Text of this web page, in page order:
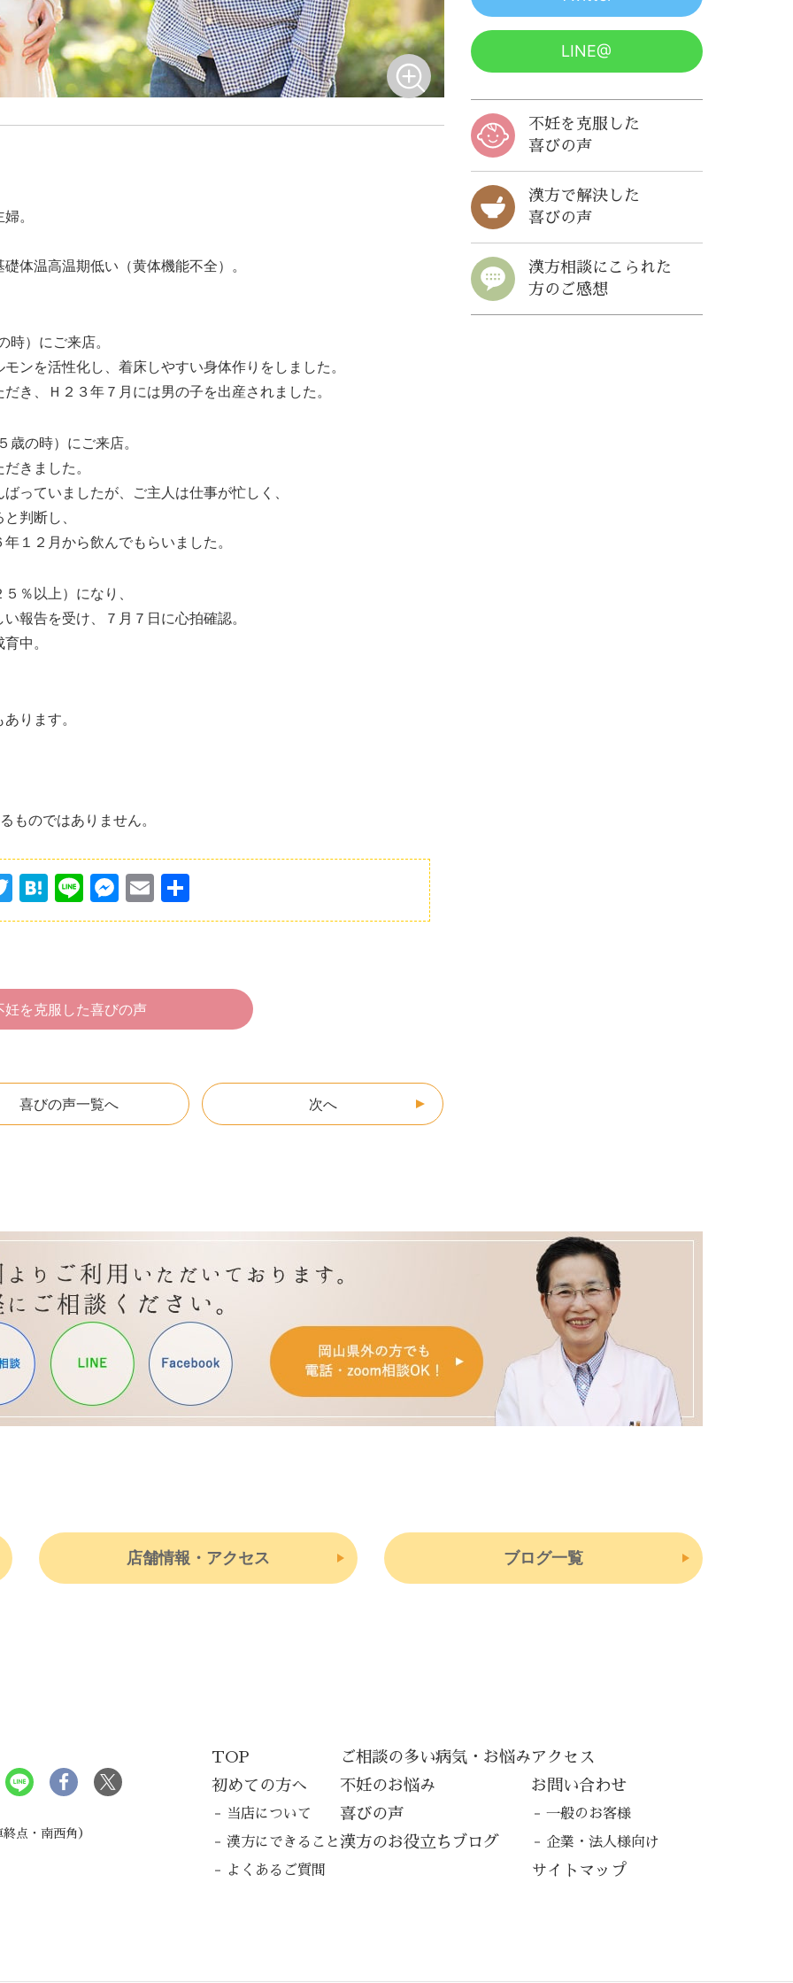
。
体温高温期低い（黄体機能不全）。
）にご来店。
ンを活性化し、着床しやすい身体作りをしました。
き、Ｈ２３年７月には男の子を出産されました。
の時）にご来店。
きました。
っていましたが、ご主人は仕事が忙しく、
判断し、
１２月から飲んでもらいました。
％以上）になり、
報告を受け、７月７日に心拍確認。
中。
ります。
ものではありません。
T
w
H
at
a
Li
n
M
e
e
n
er
E
m
共
有
妊を克服した喜びの声
喜びの声一覧へ 次へ
LINE@
不妊を克服した
喜びの声
漢方で解決した
喜びの声
漢方相談にこられた
方のご感想
店舗情報・アクセス ブログ一覧
TOP
初めての方へ
当店について
漢方にできること
よくあるご質問
ご相談の多い病気・お悩み
不妊のお悩み
喜びの声
漢方のお役立ちブログ
アクセス
お問い合わせ
一般のお客様
企業・法人様向け
サイトマップ
点・南西角）